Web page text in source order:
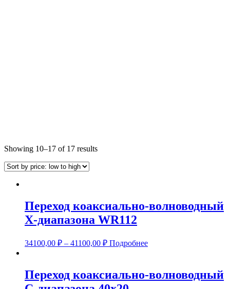
Showing 10–17 of 17 results
Переход коаксиально-волноводный
Х-диапазона WR112
34100,00 ₽ – 41100,00 ₽ Подробнее
Переход коаксиально-волноводный